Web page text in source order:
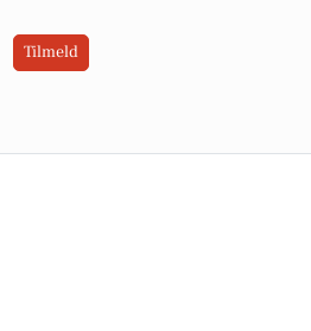
Tilmeld